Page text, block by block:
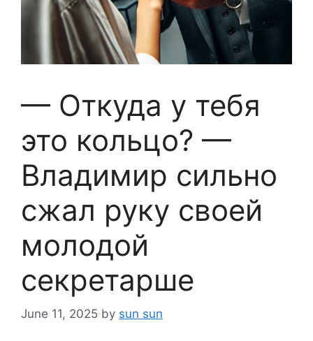
— Откуда у тебя
это кольцо? —
Владимир сильно
сжал руку своей
молодой
секретарше
June 11, 2025 by sun sun